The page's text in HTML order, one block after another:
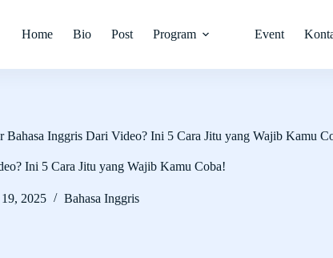
Home Bio Post Program Event
Bahasa Inggris Dari Video? Ini 5 Cara Jitu yang Wajib Kamu
Ini 5 Cara Jitu yang Wajib Kamu Coba!
2025 Bahasa Inggris